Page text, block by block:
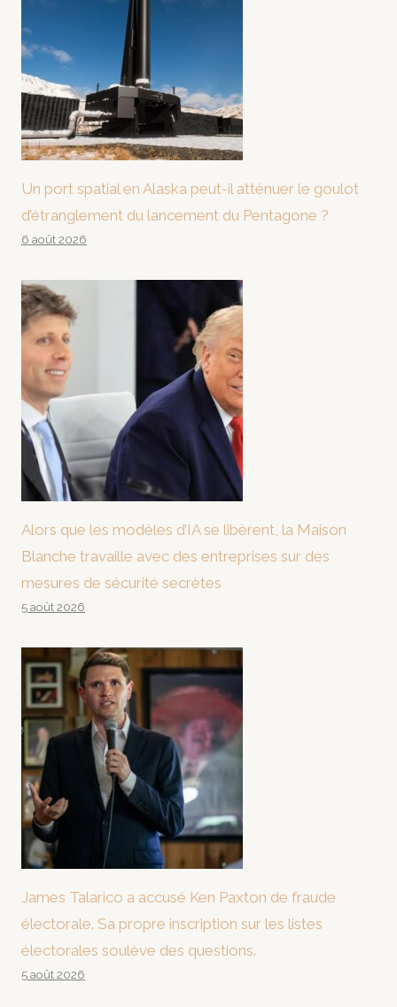
Un port spatial en Alaska peut-il atténuer le goulot
d’étranglement du lancement du Pentagone ?
6 août 2026
Alors que les modèles d’IA se libèrent, la Maison
Blanche travaille avec des entreprises sur des
mesures de sécurité secrètes
5 août 2026
James Talarico a accusé Ken Paxton de fraude
électorale. Sa propre inscription sur les listes
électorales soulève des questions.
5 août 2026